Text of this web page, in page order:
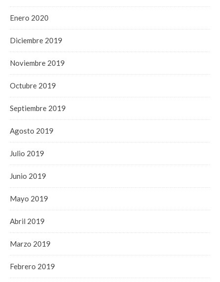
Enero 2020
Diciembre 2019
Noviembre 2019
Octubre 2019
Septiembre 2019
Agosto 2019
Julio 2019
Junio 2019
Mayo 2019
Abril 2019
Marzo 2019
Febrero 2019